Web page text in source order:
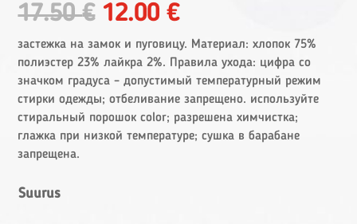
17.50€ Original
was:
17.50 €.
12.00€Current
price
is:
12.00 €.
застежка на замок и пуговицу. Материал: хлопок 75%
полиэстер 23% лайкра 2%. Правила ухода: цифра со
значком градуса – допустимый температурный режим
стирки одежды; отбеливание запрещено. используйте
стиральный порошок color; разрешена химчистка;
глажка при низкой температуре; сушка в барабане
запрещена.
Suurus